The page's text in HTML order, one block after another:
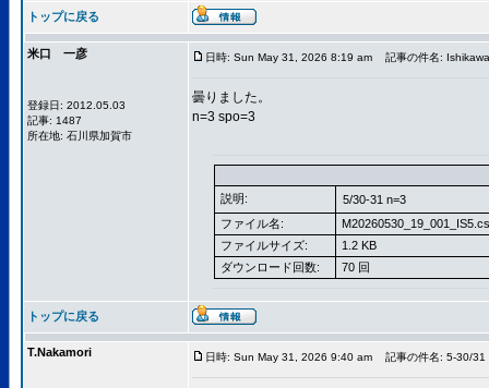
トップに戻る
米口 一彦
登録日: 2012.05.03
記事: 1487
所在地: 石川県加賀市
日時: Sun May 31, 2026 8:19 am 記事の件名:
曇りました。
n=3 spo=3
説明:
5/30-31 n=3
ファイル名:
ファイルサイズ:
1.2 KB
ダウンロード回数:
70 回
トップに戻る
T.Nakamori 日時: Sun May 31, 2026 9:40 am 記事の件名: 5-30/31